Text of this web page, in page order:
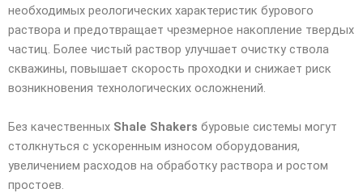
необходимых реологических характеристик бурового
раствора и предотвращает чрезмерное накопление твердых
частиц. Более чистый раствор улучшает очистку ствола
скважины, повышает скорость проходки и снижает риск
возникновения технологических осложнений.
Без качественных Shale Shakers буровые системы могут
столкнуться с ускоренным износом оборудования,
увеличением расходов на обработку раствора и ростом
простоев.